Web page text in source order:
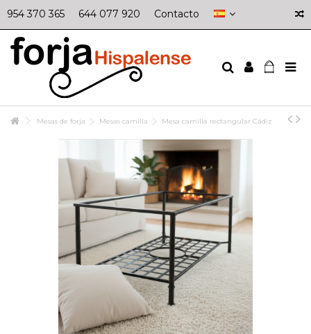
954 370 365 644 077 920 Contacto
Mesas de forja Mesas camilla Mesa camilla rectangular Cádiz